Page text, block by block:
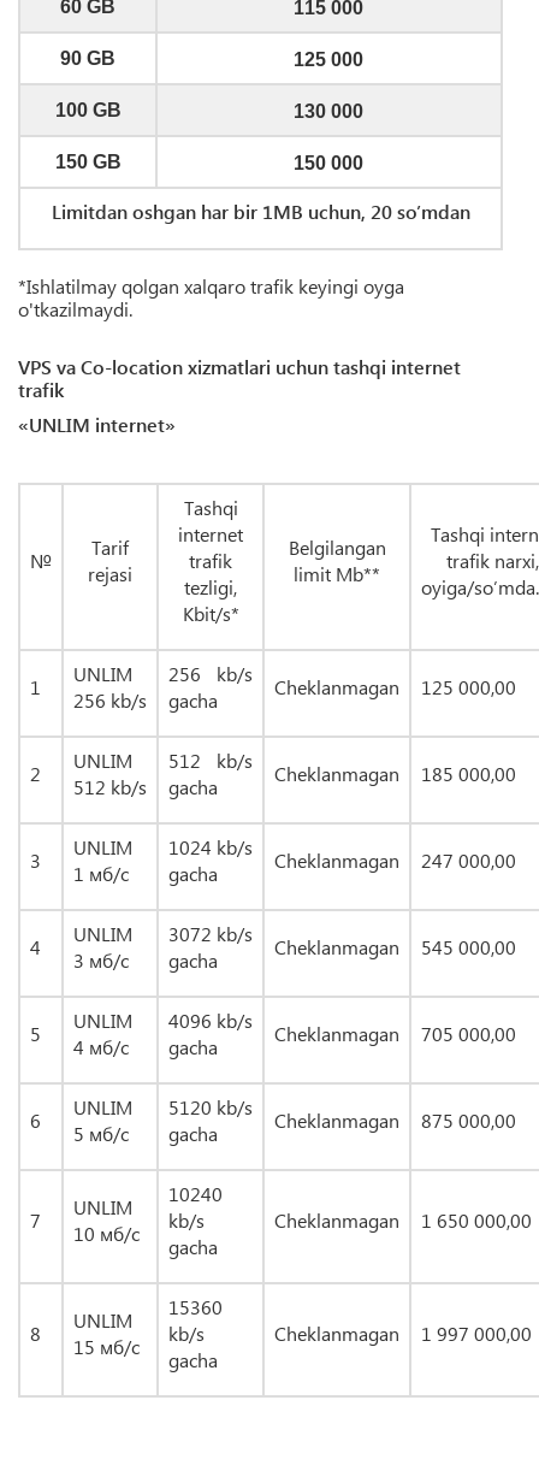
60 GB 115 000
90 GB 125 000
100 GB 130 000
150 GB 150 000
Limitdan oshgan har bir 1MB uchun, 20 so’mdan
*Ishlatilmay qolgan xalqaro trafik keyingi oyga
o'tkazilmaydi.
VPS va Co-location xizmatlari uchun tashqi internet
trafik
«UNLIM internet»
№
Tarif
rejasi
Tashqi
internet
trafik
tezligi,
Kbit/s*
Belgilangan
limit Mb**
Tashqi
trafik narxi,
oyiga/
1
UNLIM
256 kb/s
256 kb/s
gacha
Cheklanmagan 125 000,00
2
UNLIM
512 kb/s
512 kb/s
gacha
Cheklanmagan 185 000,00
3
UNLIM
1 мб/с
1024 kb/s
gacha
Cheklanmagan 247 000,00
4
UNLIM
3 мб/с
3072 kb/s
gacha
Cheklanmagan 545 000,00
5
UNLIM
4 мб/с
4096 kb/s
gacha
Cheklanmagan 705 000,00
6
UNLIM
5 мб/с
5120 kb/s
gacha
Cheklanmagan 875 000,00
7
UNLIM
10 мб/с
10240
kb/s
gacha
Cheklanmagan 1 650 000,00
8
UNLIM
15 мб/с
15360
kb/s
gacha
Cheklanmagan 1 997 000,00